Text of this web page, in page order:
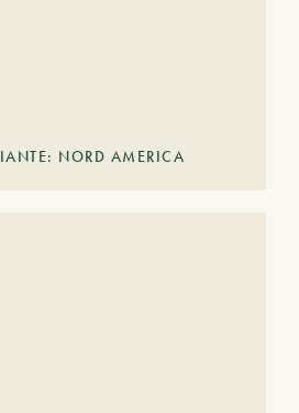
NORD AMERICA